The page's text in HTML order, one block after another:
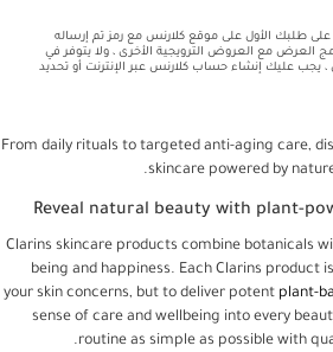
طلبك الأول على موقع كلارنس مع رمز تم إرساله
دمج العرض مع العروض الترويجية الأخرى ، ولا يتوفر في
، يجب عليك إنشاء حساب كلارنس عبر الإنترنت أو تحديد
From daily rituals to targeted anti-aging care,
skincare powered by
Reveal natural beauty with plant-
Clarins skincare products combine botanicals
being and happiness. Each Clarins product
your skin concerns, but to deliver potent plant-
sense of care and wellbeing into every
routine as simple as possible with